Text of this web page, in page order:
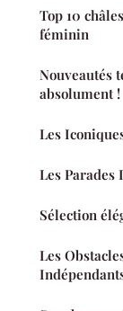
Top 10
féminin
Nouveautés
absolument !
Les
Les Parades
Sélection
Les